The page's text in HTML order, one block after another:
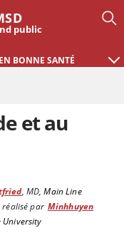
public
BONNE SANTÉ
et au
, MD,Main Line
réalisé par Minhhuyen
University